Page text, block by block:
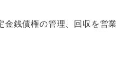
金銭債権の管理、回収を営